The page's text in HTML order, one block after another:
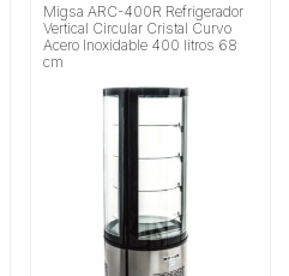
Migsa ARC-400R Refrigerador
Vertical Circular Cristal Curvo
Acero Inoxidable 400 litros 68
cm